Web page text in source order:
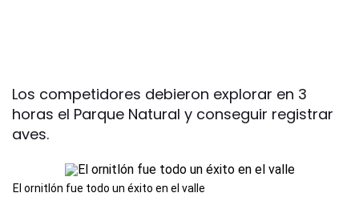
Los competidores debieron explorar en 3
horas el Parque Natural y conseguir registrar
aves.
El ornitlón fue todo un éxito en el valle